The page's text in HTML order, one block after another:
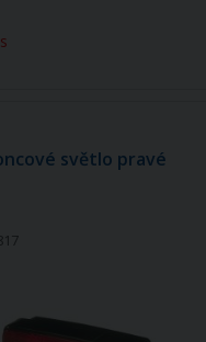
světlo pravé